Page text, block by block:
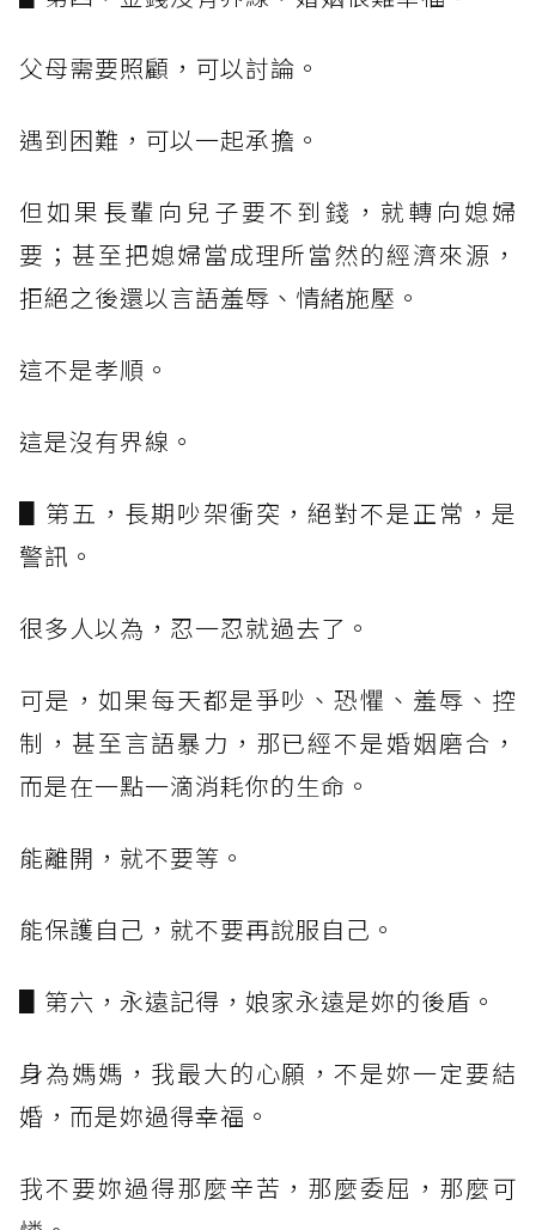
父母需要照顧，可以討論。
遇到困難，可以一起承擔。
但如果長輩向兒子要不到錢，就轉向媳婦
要；甚至把媳婦當成理所當然的經濟來源，
拒絕之後還以言語羞辱、情緒施壓。
這不是孝順。
這是沒有界線。
▋第五，長期吵架衝突，絕對不是正常，是
警訊。
很多人以為，忍一忍就過去了。
可是，如果每天都是爭吵、恐懼、羞辱、控
制，甚至言語暴力，那已經不是婚姻磨合，
而是在一點一滴消耗你的生命。
能離開，就不要等。
能保護自己，就不要再說服自己。
▋第六，永遠記得，娘家永遠是妳的後盾。
身為媽媽，我最大的心願，不是妳一定要結
婚，而是妳過得幸福。
我不要妳過得那麼辛苦，那麼委屈，那麼可